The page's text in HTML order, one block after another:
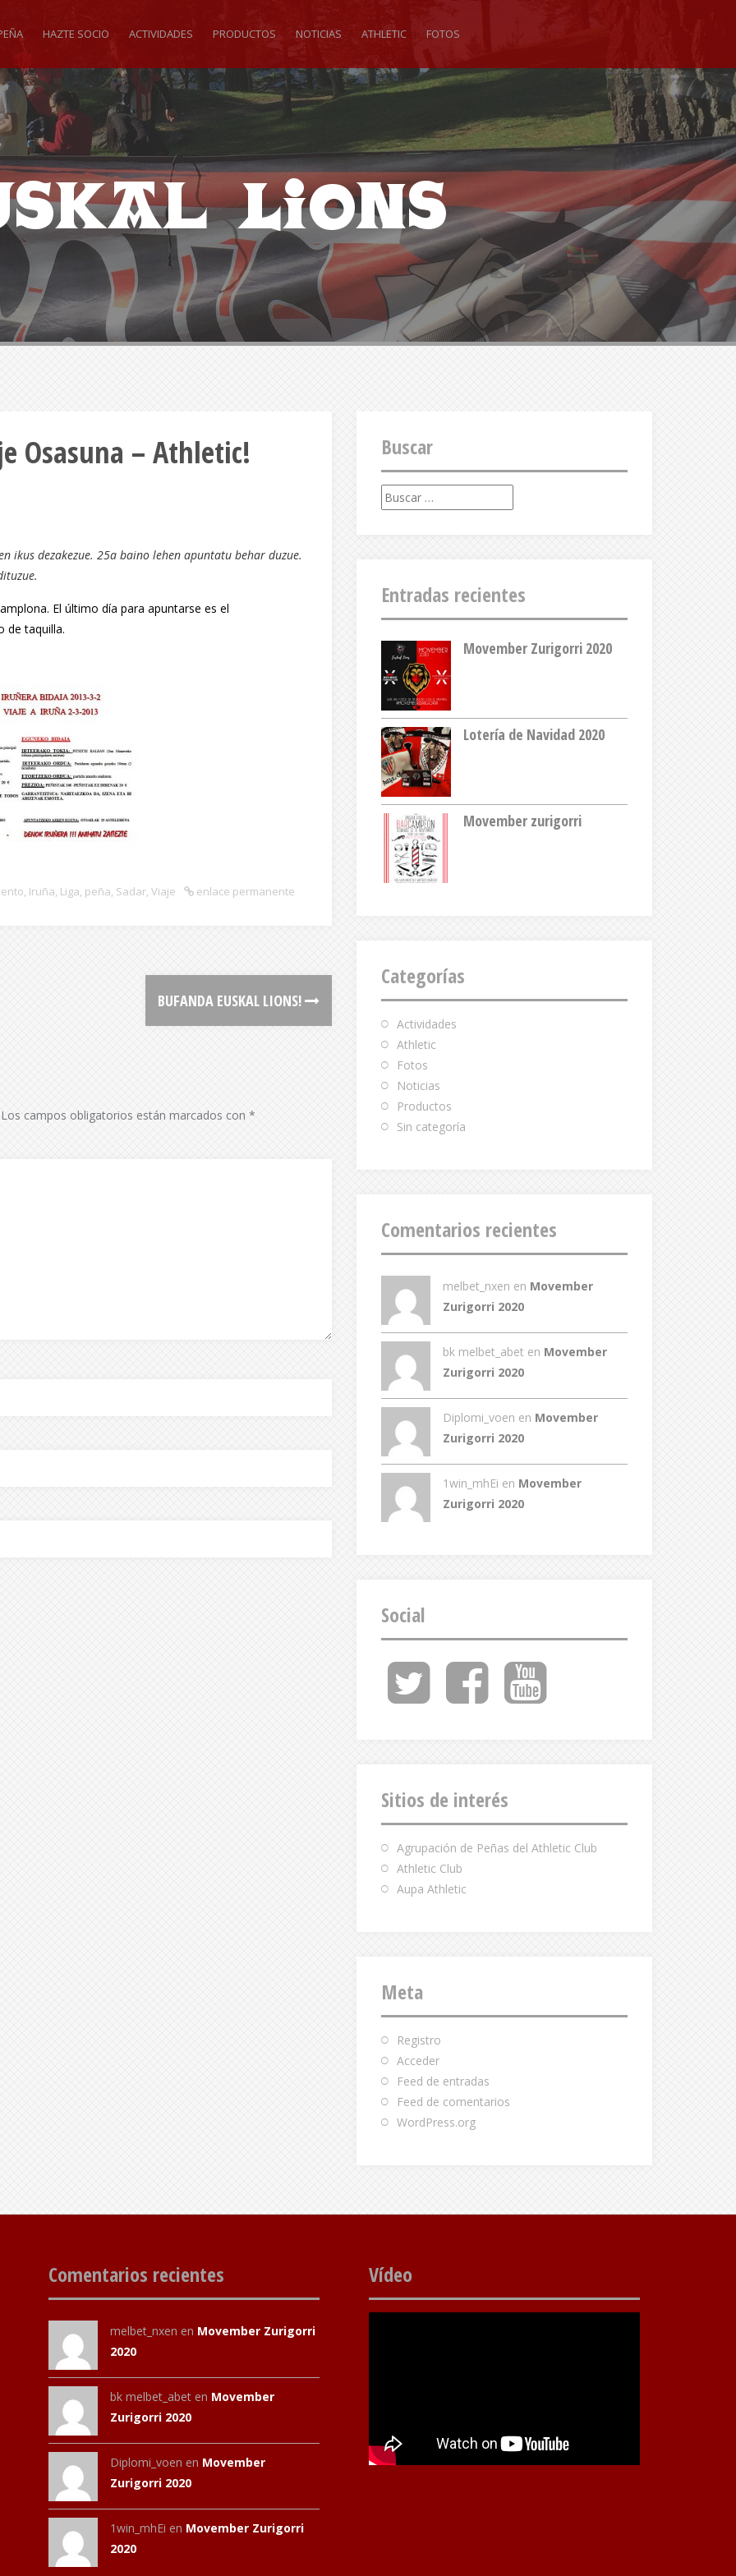
HAZTE SOCIO ACTIVIDADES PRODUCTOS NOTICIAS ATHLETIC FOTOS
Osasuna – Athletic!
ikus dezakezue. 25a baino lehen apuntatu behar duzue.
El último día para apuntarse es el
de taquilla.
, Iruña, Liga, peña, Sadar, Viaje enlace permanente
BUFANDA EUSKAL LIONS!
Los campos obligatorios están marcados con *
Buscar
Buscar:
Entradas recientes
Movember Zurigorri 2020
Lotería de Navidad 2020
Movember zurigorri
Categorías
Actividades
Athletic
Fotos
Noticias
Productos
Sin categoría
Comentarios recientes
melbet_nxen en Movember
Zurigorri 2020
bk melbet_abet en Movember
Zurigorri 2020
Diplomi_voen en Movember
Zurigorri 2020
1win_mhEi en Movember
Zurigorri 2020
Social
Twitter Facebook Youtube
Sitios de interés
Agrupación de Peñas del Athletic Club
Athletic Club
Aupa Athletic
Meta
Registro
Acceder
Feed de entradas
Feed de comentarios
WordPress.org
Comentarios recientes
melbet_nxen en Movember Zurigorri
2020
bk melbet_abet en Movember
Zurigorri 2020
Diplomi_voen en Movember
Zurigorri 2020
1win_mhEi en Movember Zurigorri
2020
Vídeo